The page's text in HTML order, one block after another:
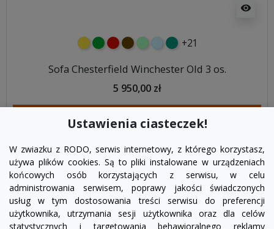
visibility
żółtyzielonyczerwony
czekoladowy
miętowybłękitny
turkusowy
+21
Sofa Chesterfield Winchester Old 3 os.
5 950,00 zł
Ustawienia ciasteczek!
W zwiazku z RODO, serwis internetowy, z którego korzystasz,
używa plików cookies. Są to pliki instalowane w urządzeniach
końcowych osób korzystających z serwisu, w celu
administrowania serwisem, poprawy jakości świadczonych
usług w tym dostosowania treści serwisu do preferencji
użytkownika, utrzymania sesji użytkownika oraz dla celów
statystycznych i targetowania behawioralnego reklamy